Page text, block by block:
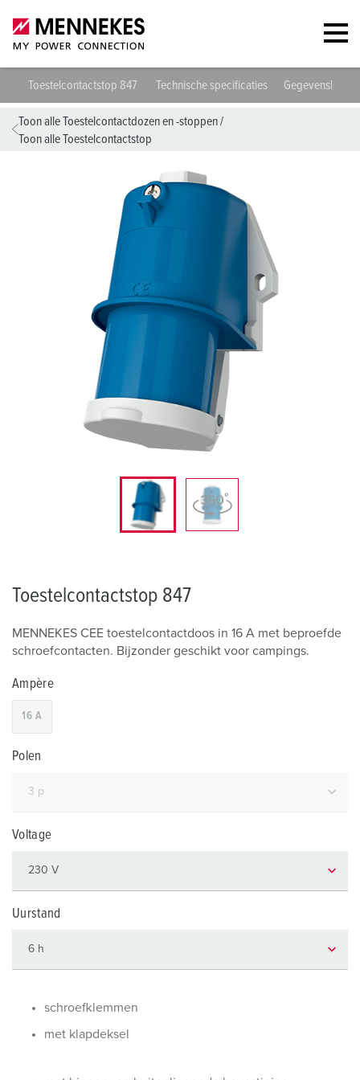
Toestelcontactstop 847 Technische specificaties
Toon alle Toestelcontactdozen en -stoppen/
Toon alle Toestelcontactstop
Toestelcontactstop 847
MENNEKES CEE toestelcontactdoos in 16 A met beproefde
schroefcontacten. Bijzonder geschikt voor campings.
Ampère
16 A
Polen
Voltage
Uurstand
schroefklemmen
met klapdeksel